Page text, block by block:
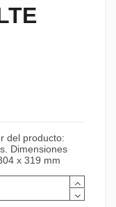
del producto:
Dimensiones
x 319 mm